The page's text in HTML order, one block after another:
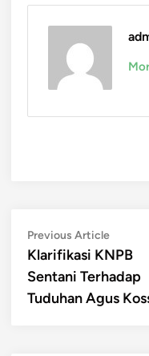
Post
navigation
Previous ArticlePrevious
article:
Klarifikasi KNPB
Sentani Terhadap
Tuduhan Agus